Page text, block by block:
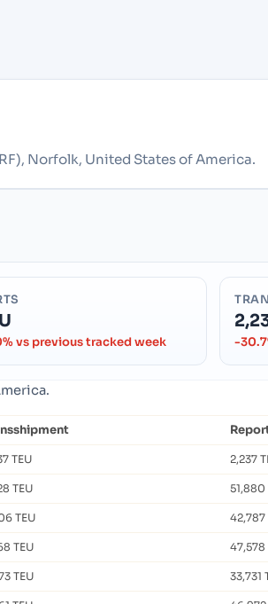
Norfolk, United States of America.
vs previous tracked week -
TEU 2,237
TEU 51,880
TEU 42,787
TEU 47,578
TEU 33,731